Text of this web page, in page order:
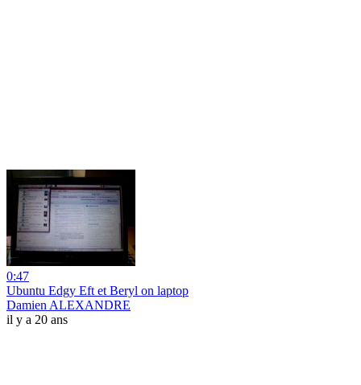
0:47
Ubuntu Edgy Eft et Beryl on laptop
Damien ALEXANDRE
il y a 20 ans